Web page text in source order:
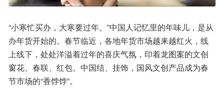
“小寒忙买办，大寒要过年。”中国人记忆里的年味儿，是从
办年货开始的。春节临近，各地年货市场越来越红火，线
上线下，处处洋溢着过年的喜庆气氛，印着龙图案的文创
窗花、春联、红包、中国结、挂饰，国风文创产品成为春
节市场的“香饽饽”。